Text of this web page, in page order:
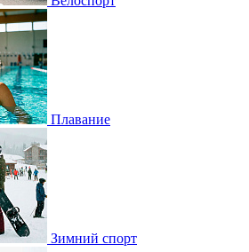
Плавание
Зимний спорт